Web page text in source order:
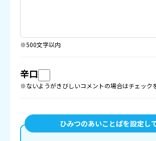
※500文字以内
辛口
※ないようがきびしいコメントの場合はチェック
ひみつのあいことばを設定し